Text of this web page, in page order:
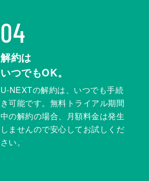
04
解約は
いつでもOK。
U-NEXTの解約は、いつでも手続
き可能です。無料トライアル期間
中の解約の場合、月額料金は発生
しませんので安心してお試しくだ
さい。